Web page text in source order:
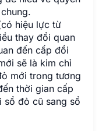
hiệu lực từ
thay đổi quan
đến cấp đổi
sẽ là kim chỉ
mới trong tương
thời gian cấp
sổ đỏ cũ sang sổ